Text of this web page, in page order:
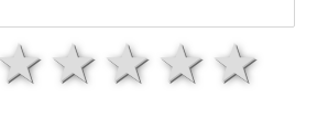
4
3
2 hviezdy
1 hviezda